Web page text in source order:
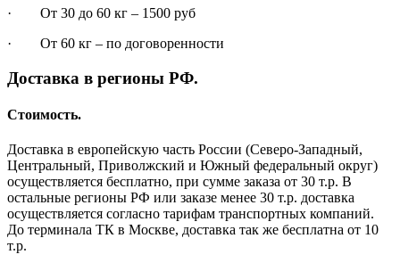
· От 30 до 60 кг – 1500 руб
· От 60 кг – по договоренности
Доставка в регионы РФ.
Стоимость.
Доставка в европейскую часть России (Северо-Западный,
Центральный, Приволжский и Южный федеральный округ)
осуществляется бесплатно, при сумме заказа от 30 т.р. В
остальные регионы РФ или заказе менее 30 т.р. доставка
осуществляется согласно тарифам транспортных компаний.
До терминала ТК в Москве, доставка так же бесплатна от 10
т.р.